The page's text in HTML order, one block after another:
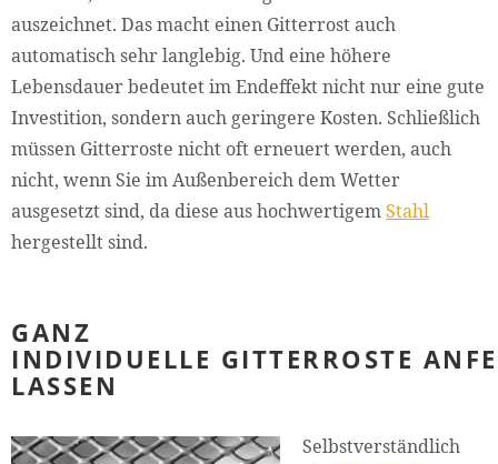
auszeichnet. Das macht einen Gitterrost auch
automatisch sehr langlebig. Und eine höhere
Lebensdauer bedeutet im Endeffekt nicht nur eine gute
Investition, sondern auch geringere Kosten. Schließlich
müssen Gitterroste nicht oft erneuert werden, auch
nicht, wenn Sie im Außenbereich dem Wetter
ausgesetzt sind, da diese aus hochwertigemStahl
hergestellt sind.
GANZ
INDIVIDUELLE GITTERROSTE
LASSEN
Selbstverständlich